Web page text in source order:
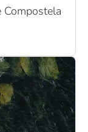
Compostela